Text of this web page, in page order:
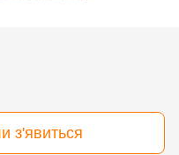
з'явиться